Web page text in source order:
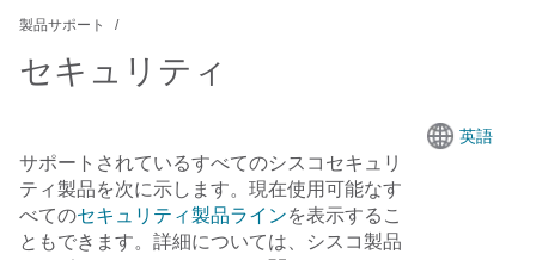
製品サポート
セキュリティ
英語
サポートされているすべてのシスコセキュリ
ティ製品を次に示します。現在使用可能なす
べてのセキュリティ製品ラインを表示するこ
ともできます。詳細については、シスコ製品